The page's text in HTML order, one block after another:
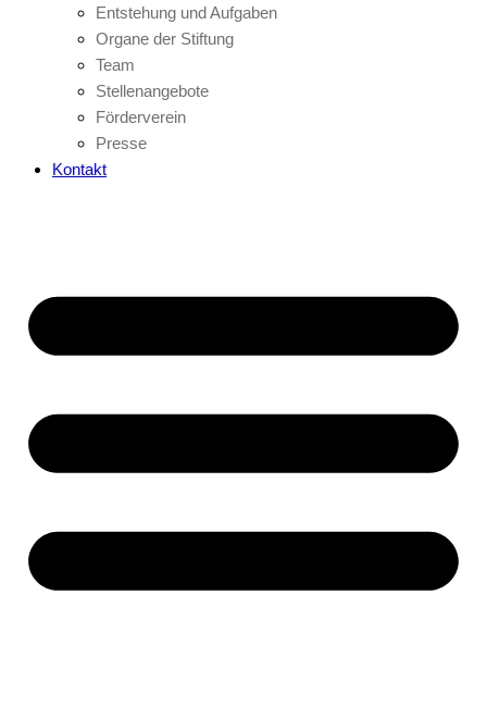
Entstehung und Aufgaben
Organe der Stiftung
Team
Stellenangebote
Förderverein
Presse
Kontakt